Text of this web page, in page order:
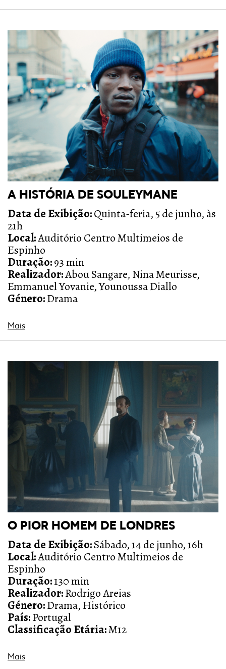
A HISTÓRIA DE SOULEYMANE
Data de Exibição:Quinta-feria, 5 de junho, às
21h
Local:Auditório Centro Multimeios de
Espinho
Duração:93 min
Realizador:Abou Sangare, Nina Meurisse,
Emmanuel Yovanie, Younoussa Diallo
Género:Drama
Mais
O PIOR HOMEM DE LONDRES
Data de Exibição:Sábado, 14 de junho, 16h
Local:Auditório Centro Multimeios de
Espinho
Duração:130 min
Realizador:Rodrigo Areias
Género:Drama, Histórico
País:Portugal
Classificação Etária:M12
Mais